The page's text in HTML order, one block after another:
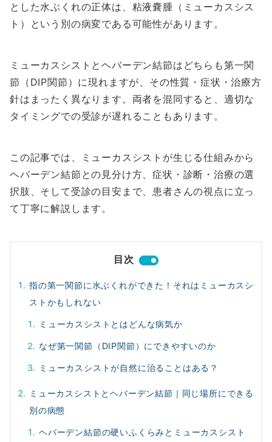
とした水ぶくれの正体は、粘液嚢腫（ミューカスシス
ト）という別の病変である可能性があります。
ミューカスシストとヘバーデン結節はどちらも第一関
節（DIP関節）に現れますが、その性質・症状・治療方
針はまったく異なります。両者を混同すると、適切な
タイミングでの受診が遅れることもあります。
この記事では、ミューカスシストが生じる仕組みから
ヘバーデン結節との見分け方、症状・診断・治療の選
択肢、そして受診の目安まで、患者さんの視点に立っ
て丁寧に解説します。
目次
指の第一関節に水ぶくれができた！それはミューカスシ
ストかもしれない
ミューカスシストとはどんな病気か
なぜ第一関節（DIP関節）にできやすいのか
ミューカスシストが自然に治ることはある？
ミューカスシストとヘバーデン結節｜同じ場所にできる
別の病態
ヘバーデン結節の硬いふくらみとミューカスシスト